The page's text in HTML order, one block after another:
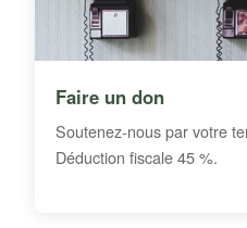
Faire un don
Soutenez-nous par votre
Déduction fiscale 45 %.